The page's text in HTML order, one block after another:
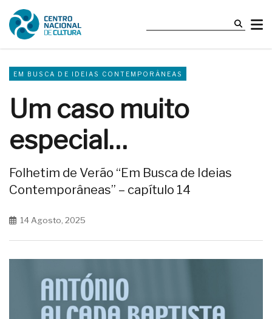
EM BUSCA DE IDEIAS CONTEMPORÂNEAS
Um caso muito
especial…
Folhetim de Verão “Em Busca de Ideias
Contemporâneas” – capítulo 14
14 Agosto, 2025